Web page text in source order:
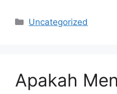
Kategori
Uncategorized
Apakah